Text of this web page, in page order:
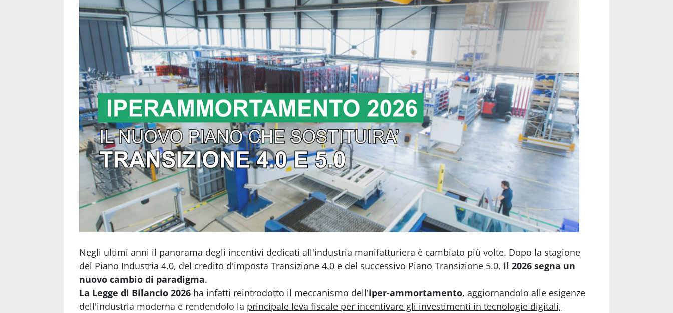
Negli ultimi anni il panorama degli incentivi dedicati all'industria manifatturiera è cambiato più volte. Dopo la stagione
del Piano Industria 4.0, del credito d'imposta Transizione 4.0 e del successivo Piano Transizione 5.0, il 2026 segna un
nuovo cambio di paradigma.
La Legge di Bilancio 2026 ha infatti reintrodotto il meccanismo dell'iper-ammortamento, aggiornandolo alle esigenze
dell'industria moderna e rendendolo la principale leva fiscale per incentivare gli investimenti in tecnologie digitali,